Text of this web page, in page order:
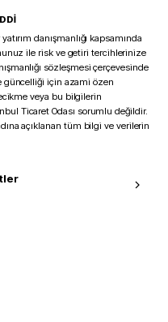
danışmanlığı kapsamında
ile risk ve getiri tercihlerinize
sözleşmesi çerçevesinde
güncelliği için azami özen
veya bu bilgilerin
Ticaret Odası sorumlu değildir.
açıklanan tüm bilgi ve verilerin